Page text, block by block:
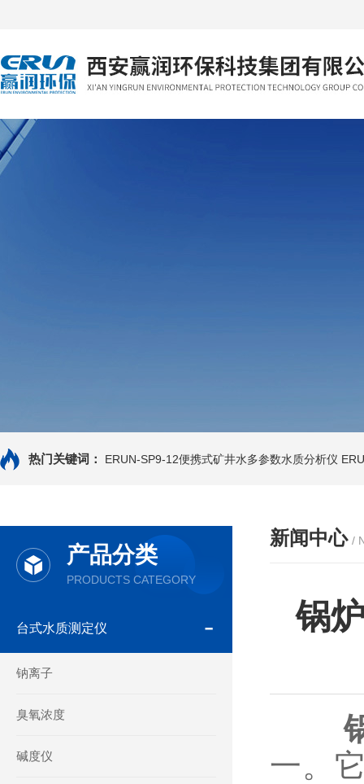
热门关键词： ERUN-SP9-12便携式矿井水多参数水质分析仪
产品分类
PRODUCTS CATEGORY
台式水质测定仪
钠离子
臭氧浓度
碱度仪
新闻中心 /
锅
一。